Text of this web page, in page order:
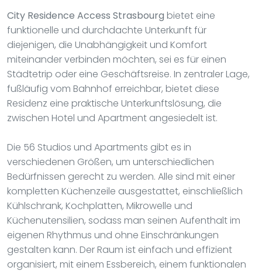
City Residence Access Strasbourg bietet eine
funktionelle und durchdachte Unterkunft für
diejenigen, die Unabhängigkeit und Komfort
miteinander verbinden möchten, sei es für einen
Städtetrip oder eine Geschäftsreise. In zentraler Lage,
fußläufig vom Bahnhof erreichbar, bietet diese
Residenz eine praktische Unterkunftslösung, die
zwischen Hotel und Apartment angesiedelt ist.
Die 56 Studios und Apartments gibt es in
verschiedenen Größen, um unterschiedlichen
Bedürfnissen gerecht zu werden. Alle sind mit einer
kompletten Küchenzeile ausgestattet, einschließlich
Kühlschrank, Kochplatten, Mikrowelle und
Küchenutensilien, sodass man seinen Aufenthalt im
eigenen Rhythmus und ohne Einschränkungen
gestalten kann. Der Raum ist einfach und effizient
organisiert, mit einem Essbereich, einem funktionalen